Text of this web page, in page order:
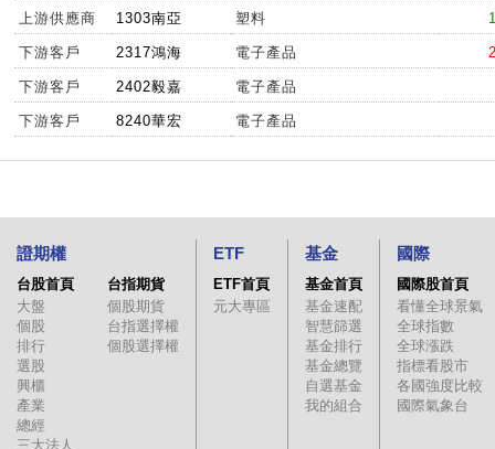
上游供應商 1303南亞 塑料
下游客戶 2317鴻海 電子產品
下游客戶 2402毅嘉 電子產品
下游客戶 8240華宏 電子產品
證期權
台股首頁
大盤
個股
排行
選股
興櫃
產業
總經
三大法人
台指期貨
個股期貨
台指選擇權
個股選擇權
ETF
ETF首頁
元大專區
基金
基金首頁
基金速配
智慧篩選
基金排行
基金總覽
自選基金
我的組合
國際
國際股首頁
看懂全球景氣
全球指數
全球漲跌
指標看股市
各國強度比較
國際氣象台